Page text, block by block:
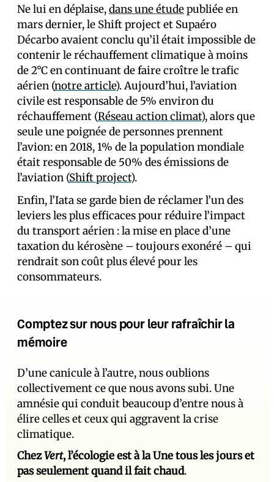
Ne lui en déplaise,dans une étudepubliée en
mars dernier, le Shift project et Supaéro
Décarbo avaient conclu qu’il était impossible de
contenir le réchauffement climatique à moins
de 2°C en continuant de faire croître le trafic
aérien (notre article). Aujourd’hui, l’aviation
civile est responsable de 5% environ du
réchauffement (Réseau action climat), alors que
seule une poignée de personnes prennent
l’avion: en 2018, 1% de la population mondiale
était responsable de 50% des émissions de
l’aviation (Shift project).
Enfin, l’Iata se garde bien de réclamer l’un des
leviers les plus efficaces pour réduire l’impact
du transport aérien : la mise en place d’une
taxation du kérosène – toujours exonéré – qui
rendrait son coût plus élevé pour les
consommateurs.
Comptez sur nous pour leur rafraîchir la
mémoire
D’une canicule à l’autre, nous oublions
collectivement ce que nous avons subi. Une
amnésie qui conduit beaucoup d’entre nous à
élire celles et ceux qui aggravent la crise
climatique.
ChezVert, l’écologie est à la Une tous les jours et
pas seulement quand il fait chaud.